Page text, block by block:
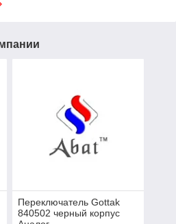
Переключатель Gottak
840502 черный корпус